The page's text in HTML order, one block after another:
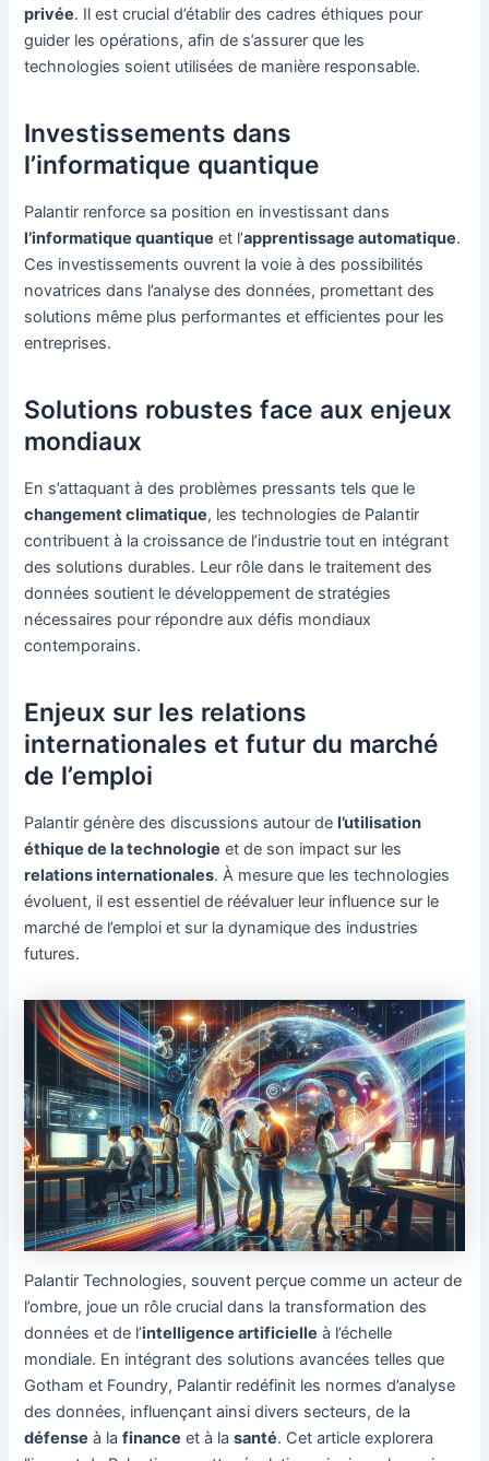
privée. Il est crucial d’établir des cadres éthiques pour
guider les opérations, afin de s’assurer que les
technologies soient utilisées de manière responsable.
Investissements dans
l’informatique quantique
Palantir renforce sa position en investissant dans
l’informatique quantique et l’apprentissage automatique.
Ces investissements ouvrent la voie à des possibilités
novatrices dans l’analyse des données, promettant des
solutions même plus performantes et efficientes pour les
entreprises.
Solutions robustes face aux enjeux
mondiaux
En s’attaquant à des problèmes pressants tels que le
changement climatique, les technologies de Palantir
contribuent à la croissance de l’industrie tout en intégrant
des solutions durables. Leur rôle dans le traitement des
données soutient le développement de stratégies
nécessaires pour répondre aux défis mondiaux
contemporains.
Enjeux sur les relations
internationales et futur du marché
de l’emploi
Palantir génère des discussions autour de l’utilisation
éthique de la technologie et de son impact sur les
relations internationales. À mesure que les technologies
évoluent, il est essentiel de réévaluer leur influence sur le
marché de l’emploi et sur la dynamique des industries
futures.
Palantir Technologies, souvent perçue comme un acteur de
l’ombre, joue un rôle crucial dans la transformation des
données et de l’intelligence artificielle à l’échelle
mondiale. En intégrant des solutions avancées telles que
Gotham et Foundry, Palantir redéfinit les normes d’analyse
des données, influençant ainsi divers secteurs, de la
défense à lafinance et à lasanté. Cet article explorera